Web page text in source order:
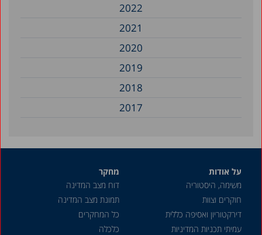
2022
2021
2020
2019
2018
2017
על אודות
משימה, היסטוריה
חוקרים וצוות
דירקטוריון ואסיפה כללית
עמיתי תכניות המדיניות
מחקר
דוח מצב המדינה
תמונת מצב המדינה
כל המחקרים
כלכלה